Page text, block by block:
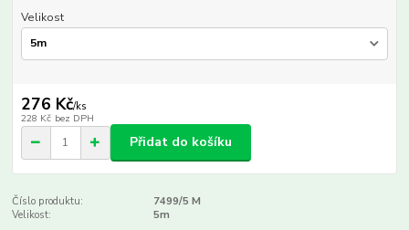
Velikost
276 Kč/ks
228 Kč bez DPH
Přidat do košíku
Číslo produktu:
7499/5 M
Velikost:
5m